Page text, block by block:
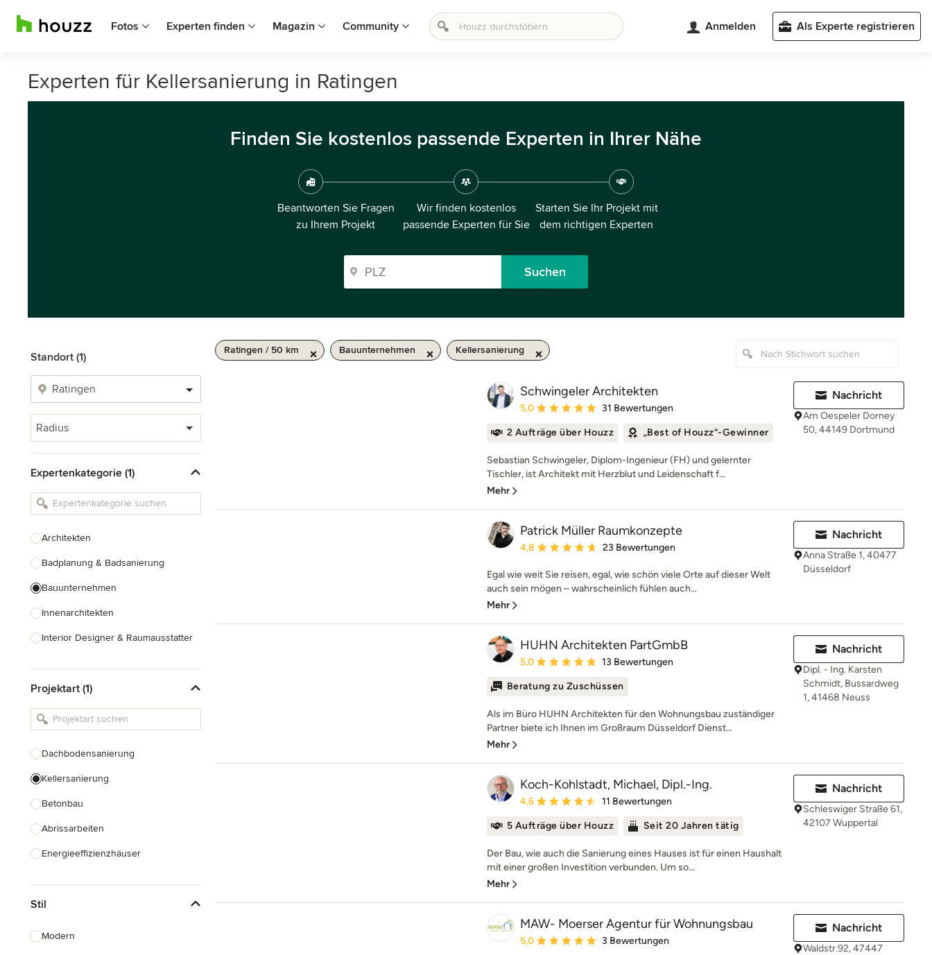
Fotos Experten finden Magazin Community Anmelden Als Experte registrieren
Experten für Kellersanierung in Ratingen
Finden Sie kostenlos passende Experten in Ihrer Nähe
Beantworten Sie Fragen
zu Ihrem Projekt
Wir finden kostenlos
passende Experten für Sie
Starten Sie Ihr Projekt mit
dem richtigen Experten
Suchen
Standort (1)
Radius
Expertenkategorie (1)
Architekten
Badplanung & Badsanierung
Bauunternehmen
Innenarchitekten
Interior Designer & Raumausstatter
Landschaftsarchitekten
Armaturen & Sanitärbedarf
Projektart (1)
Dachbodensanierung
Kellersanierung
Betonbau
Abrissarbeiten
Energieeffizienzhäuser
Garagenbau
Stil
Modern
Ratingen / 50 km Bauunternehmen Kellersanierung
Schwingeler Architekten
Durchschnittliche Bewertung: 5 von 5 Sternen
5,0 31 Bewertungen
2 Aufträge über Houzz „Best of Houzz“-Gewinner
Sebastian Schwingeler, Diplom-Ingenieur (FH) und gelernter
Tischler, ist Architekt mit Herzblut und Leidenschaft f...
Mehr
Nachricht
Am Oespeler Dorney
50, 44149 Dortmund
Patrick Müller Raumkonzepte
Durchschnittliche Bewertung: 4.8 von 5 Sternen
4,8 23 Bewertungen
Egal wie weit Sie reisen, egal, wie schön viele Orte auf dieser Welt
auch sein mögen – wahrscheinlich fühlen auch...
Mehr
Nachricht
Anna Straße 1, 40477
Düsseldorf
HUHN Architekten PartGmbB
Durchschnittliche Bewertung: 5 von 5 Sternen
5,0 13 Bewertungen
Beratung zu Zuschüssen
Als im Büro HUHN Architekten für den Wohnungsbau zuständiger
Partner biete ich Ihnen im Großraum Düsseldorf Dienst...
Mehr
Nachricht
Dipl. - Ing. Karsten
Schmidt, Bussardweg
1, 41468 Neuss
Koch-Kohlstadt, Michael, Dipl.-Ing.
Durchschnittliche Bewertung: 4.6 von 5 Sternen
4,6 11 Bewertungen
5 Aufträge über Houzz Seit 20 Jahren tätig
Der Bau, wie auch die Sanierung eines Hauses ist für einen Haushalt
mit einer großen Investition verbunden. Um so...
Mehr
Nachricht
Schleswiger Straße 61,
42107 Wuppertal
MAW- Moerser Agentur für Wohnungsbau
Durchschnittliche Bewertung: 5 von 5 Sternen
5,0 3 Bewertungen
Nachricht
Waldstr.92, 47447